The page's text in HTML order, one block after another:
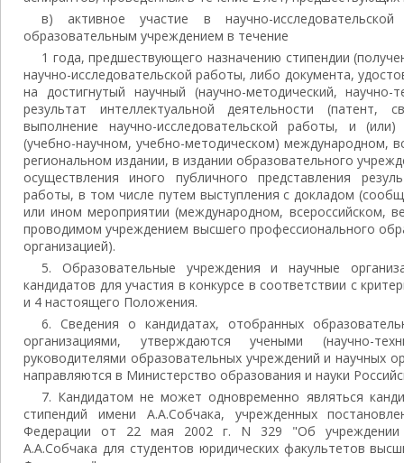
в) активное участие в научно-исследовательской
образовательным учреждением в течение
1 года, предшествующего назначению стипендии
научно-исследовательской работы, либо документа,
на достигнутый научный (научно-методический, научно-
результат интеллектуальной деятельности (патент,
выполнение научно-исследовательской работы, и
(учебно-научном, учебно-методическом) международном,
региональном издании, в издании образовательного
осуществления иного публичного представления
работы, в том числе путем выступления с докладом
или ином мероприятии (международном, всероссийском,
проводимом учреждением высшего профессионального
организацией).
5. Образовательные учреждения и научные
кандидатов для участия в конкурсе в соответствии с
и 4 настоящего Положения.
6. Сведения о кандидатах, отобранных
организациями, утверждаются учеными (научно-
руководителями образовательных учреждений и научных
направляются в Министерство образования и науки
7. Кандидатом не может одновременно являться
стипендий имени А.А.Собчака, учрежденных
Федерации от 22 мая 2002 г. N 329 "Об учреждении
А.А.Собчака для студентов юридических факультетов